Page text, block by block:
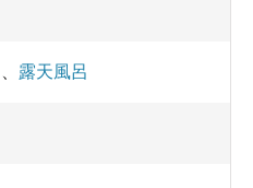
露天風呂